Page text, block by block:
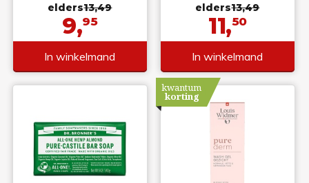
elders13,49
9,95
In winkelmand
elders13,49
11,50
In winkelmand
kwantum
korting